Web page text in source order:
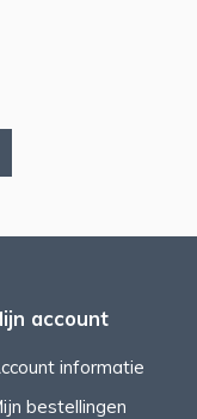
account
informatie
bestellingen